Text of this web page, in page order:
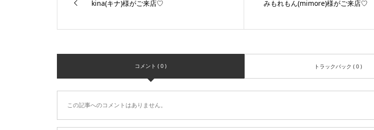
kina(キナ)様がご来店♡ みもれもん(mimore)様がご来店♡
コメント ( 0 ) トラックバック ( 0 )
この記事へのコメントはありません。